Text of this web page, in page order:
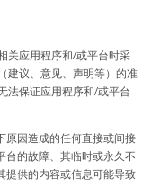
关应用程序和/或平台时采
建议、意见、声明等）的准
法保证应用程序和/或平台
原因造成的任何直接或间接
台的故障、其临时或永久不
提供的内容或信息可能导致